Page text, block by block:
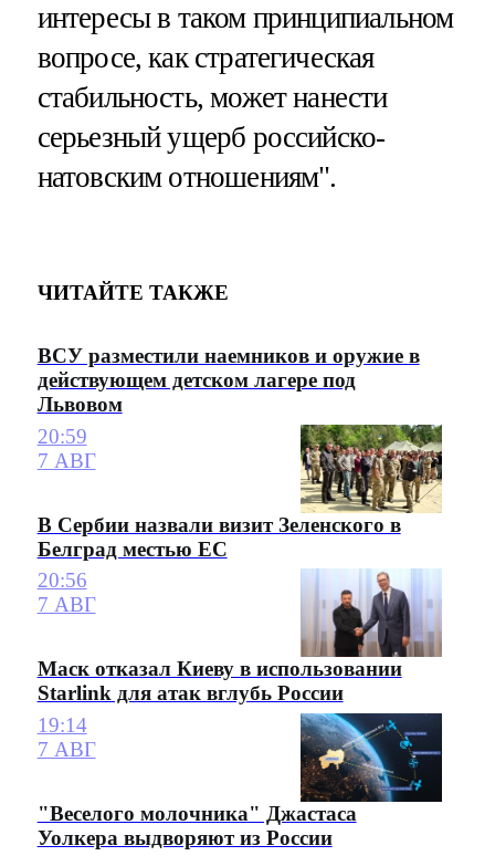
интересы в таком принципиальном
вопросе, как стратегическая
стабильность, может нанести
серьезный ущерб российско-
натовским отношениям".
ЧИТАЙТЕ ТАКЖЕ
ВСУ разместили наемников и оружие в
действующем детском лагере под
Львовом
20:59
7 АВГ
В Сербии назвали визит Зеленского в
Белград местью ЕС
20:56
7 АВГ
Маск отказал Киеву в использовании
Starlink для атак вглубь России
19:14
7 АВГ
"Веселого молочника" Джастаса
Уолкера выдворяют из России